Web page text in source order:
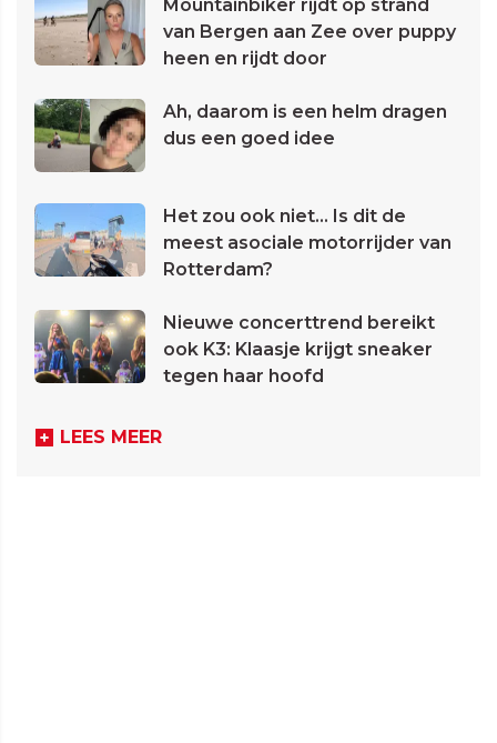
Mountainbiker rijdt op strand
van Bergen aan Zee over puppy
heen en rijdt door
Ah, daarom is een helm dragen
dus een goed idee
Het zou ook niet... Is dit de
meest asociale motorrijder van
Rotterdam?
Nieuwe concerttrend bereikt
ook K3: Klaasje krijgt sneaker
tegen haar hoofd
LEES MEER